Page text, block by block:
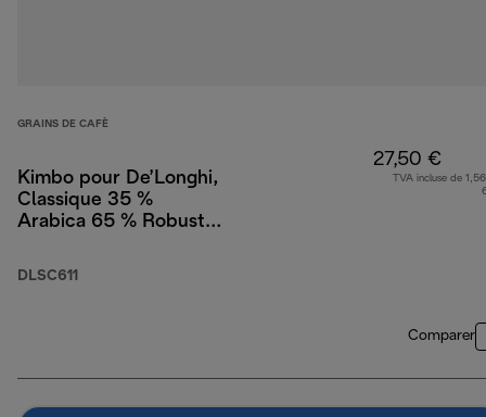
GRAINS DE CAFÈ
Kimbo pour De’Longhi,
Classique 35 %
Arabica 65 % Robusta,
DLSC611
27,50 €
TVA incluse de
Comparer